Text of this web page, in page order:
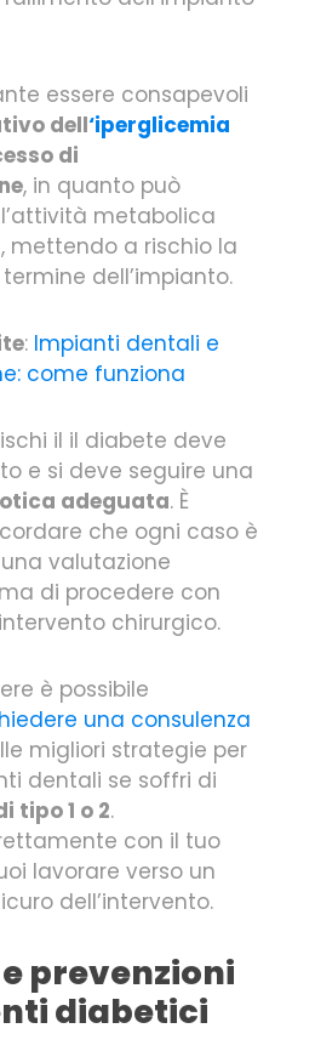
essere consapevoli
dell‘iperglicemia
di
, in quanto può
metabolica
mettendo a rischio la
dell’impianto.
: Impianti dentali e
come funziona
il il diabete deve
e si deve seguire una
adeguata. È
che ogni caso è
valutazione
di procedere con
chirurgico.
è possibile
una consulenza
migliori strategie per
dentali se soffri di
tipo 1 o 2.
con il tuo
lavorare verso un
dell’intervento.
prevenzioni
diabetici